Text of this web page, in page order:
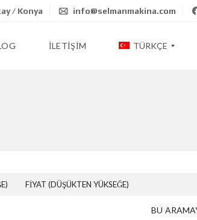
/ Konya info@selmanmakina.com
İLETIŞIM TÜRKÇE
FIYAT (DÜŞÜKTEN YÜKSEĞE)
BU